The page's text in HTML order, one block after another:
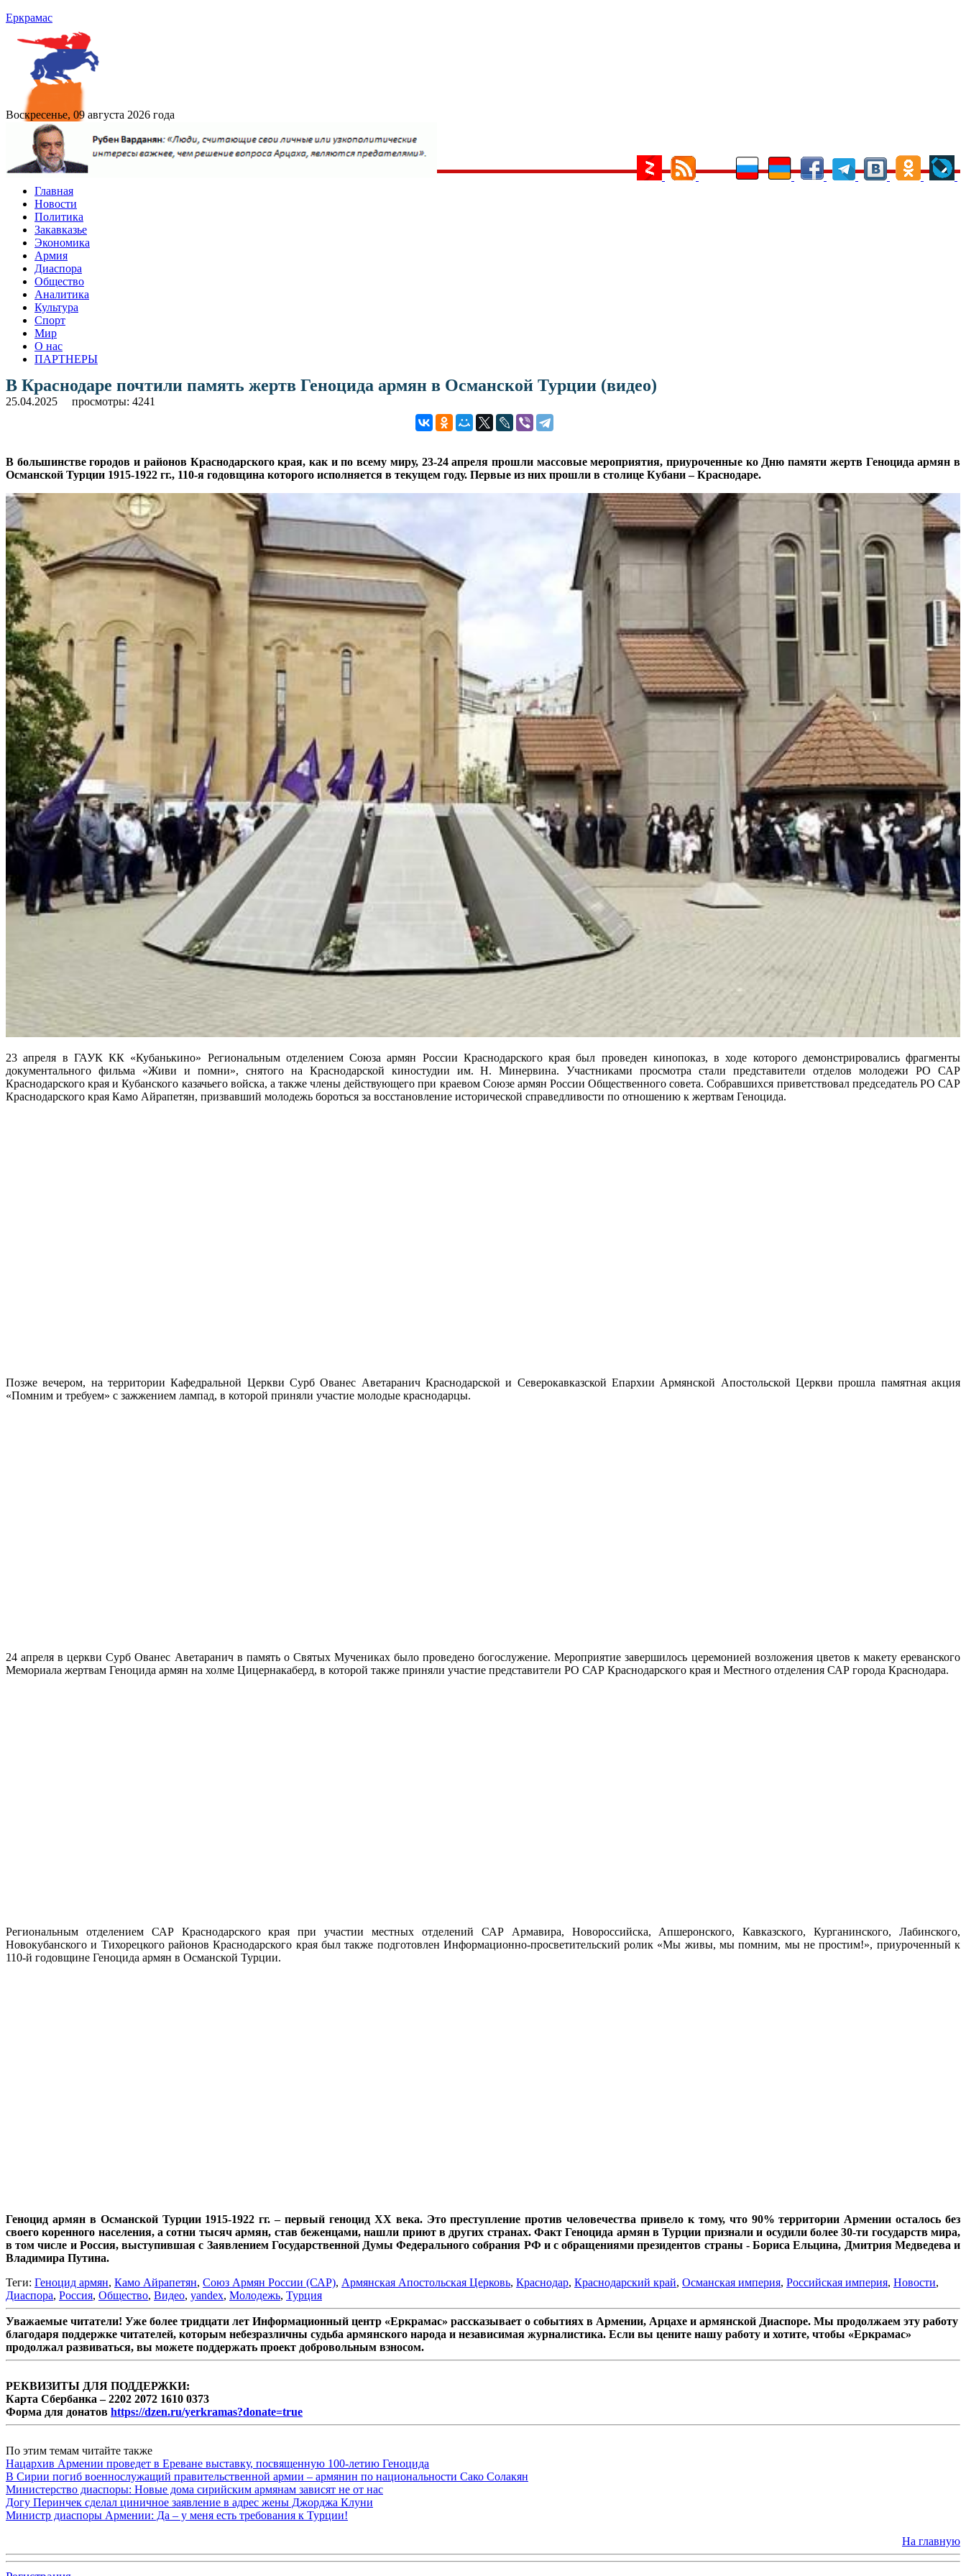
Еркрамас
Воскресенье, 09 августа 2026 года
Главная
Новости
Политика
Закавказье
Экономика
Армия
Диаспора
Общество
Аналитика
Культура
Спорт
Мир
О нас
ПАРТНЕРЫ
В Краснодаре почтили память жертв Геноцида армян в Османской Турции (видео)
25.04.2025 просмотры: 4241
В большинстве городов и районов Краснодарского края, как и по всему миру, 23-24 апреля прошли массовые мероприятия, приуроченные ко Дню памяти жертв Геноцида армян в
Османской Турции 1915-1922 гг., 110-я годовщина которого исполняется в текущем году. Первые из них прошли в столице Кубани – Краснодаре.
23 апреля в ГАУК КК «Кубанькино» Региональным отделением Союза армян России Краснодарского края был проведен кинопоказ, в ходе которого демонстрировались фрагменты
документального фильма «Живи и помни», снятого на Краснодарской киностудии им. Н. Минервина. Участниками просмотра стали представители отделов молодежи РО САР
Краснодарского края и Кубанского казачьего войска, а также члены действующего при краевом Союзе армян России Общественного совета. Собравшихся приветствовал председатель РО САР
Краснодарского края Камо Айрапетян, призвавший молодежь бороться за восстановление исторической справедливости по отношению к жертвам Геноцида.
Позже вечером, на территории Кафедральной Церкви Сурб Ованес Аветаранич Краснодарской и Северокавказской Епархии Армянской Апостольской Церкви прошла памятная акция
«Помним и требуем» с зажжением лампад, в которой приняли участие молодые краснодарцы.
24 апреля в церкви Сурб Ованес Аветаранич в память о Святых Мучениках было проведено богослужение. Мероприятие завершилось церемонией возложения цветов к макету ереванского
Мемориала жертвам Геноцида армян на холме Цицернакаберд, в которой также приняли участие представители РО САР Краснодарского края и Местного отделения САР города Краснодара.
Региональным отделением САР Краснодарского края при участии местных отделений САР Армавира, Новороссийска, Апшеронского, Кавказского, Курганинского, Лабинского,
Новокубанского и Тихорецкого районов Краснодарского края был также подготовлен Информационно-просветительский ролик «Мы живы, мы помним, мы не простим!», приуроченный к
110-й годовщине Геноцида армян в Османской Турции.
Геноцид армян в Османской Турции 1915-1922 гг. – первый геноцид ХХ века. Это преступление против человечества привело к тому, что 90% территории Армении осталось без
своего коренного населения, а сотни тысяч армян, став беженцами, нашли приют в других странах. Факт Геноцида армян в Турции признали и осудили более 30-ти государств мира,
в том числе и Россия, выступившая с Заявлением Государственной Думы Федерального собрания РФ и с обращениями президентов страны - Бориса Ельцина, Дмитрия Медведева и
Владимира Путина.
Теги: Геноцид армян, Камо Айрапетян, Союз Армян России (САР), Армянская Апостольская Церковь, Краснодар, Краснодарский край, Османская империя, Российская империя, Новости,
Диаспора, Россия, Общество, Видео, yandex, Молодежь, Турция
Уважаемые читатели! Уже более тридцати лет Информационный центр «Еркрамас» рассказывает о событиях в Армении, Арцахе и армянской Диаспоре. Мы продолжаем эту работу
благодаря поддержке читателей, которым небезразличны судьба армянского народа и независимая журналистика. Если вы цените нашу работу и хотите, чтобы «Еркрамас»
продолжал развиваться, вы можете поддержать проект добровольным взносом.
РЕКВИЗИТЫ ДЛЯ ПОДДЕРЖКИ:
Карта Сбербанка – 2202 2072 1610 0373
Форма для донатов https://dzen.ru/yerkramas?donate=true
По этим темам читайте также
Нацархив Армении проведет в Ереване выставку, посвященную 100-летию Геноцида
В Сирии погиб военнослужащий правительственной армии – армянин по национальности Сако Солакян
Министерство диаспоры: Новые дома сирийским армянам зависят не от нас
Догу Перинчек сделал циничное заявление в адрес жены Джорджа Клуни
Министр диаспоры Армении: Да – у меня есть требования к Турции!
На главную